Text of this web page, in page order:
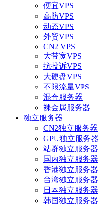
便宜VPS
高防VPS
动态VPS
外贸VPS
CN2 VPS
大带宽VPS
抗投诉VPS
大硬盘VPS
不限流量VPS
混合服务器
裸金属服务器
独立服务器
CN2独立服务器
GPU独立服务器
站群独立服务器
国内独立服务器
香港独立服务器
台湾独立服务器
日本独立服务器
韩国独立服务器